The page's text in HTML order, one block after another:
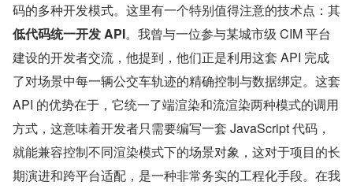
码的多种开发模式。这里有一个特别值得注意的技术点：其
低代码统一开发 API。我曾与一位参与某城市级 CIM 平台
建设的开发者交流，他提到，他们正是利用这套 API 完成
了对场景中每一辆公交车轨迹的精确控制与数据绑定。这套
API 的优势在于，它统一了端渲染和流渲染两种模式的调用
方式，这意味着开发者只需要编写一套 JavaScript 代码，
就能兼容控制不同渲染模式下的场景对象，这对于项目的长
期演进和跨平台适配，是一种非常务实的工程化手段。在我